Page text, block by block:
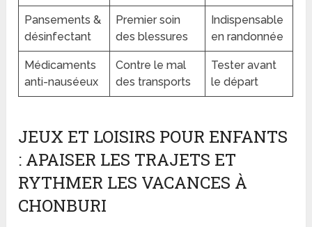
Pansements &
désinfectant
Premier soin
des blessures
Indispensable
en randonnée
Médicaments
anti-nauséeux
Contre le mal
des transports
Tester avant
le départ
JEUX ET LOISIRS POUR ENFANTS
: APAISER LES TRAJETS ET
RYTHMER LES VACANCES À
CHONBURI